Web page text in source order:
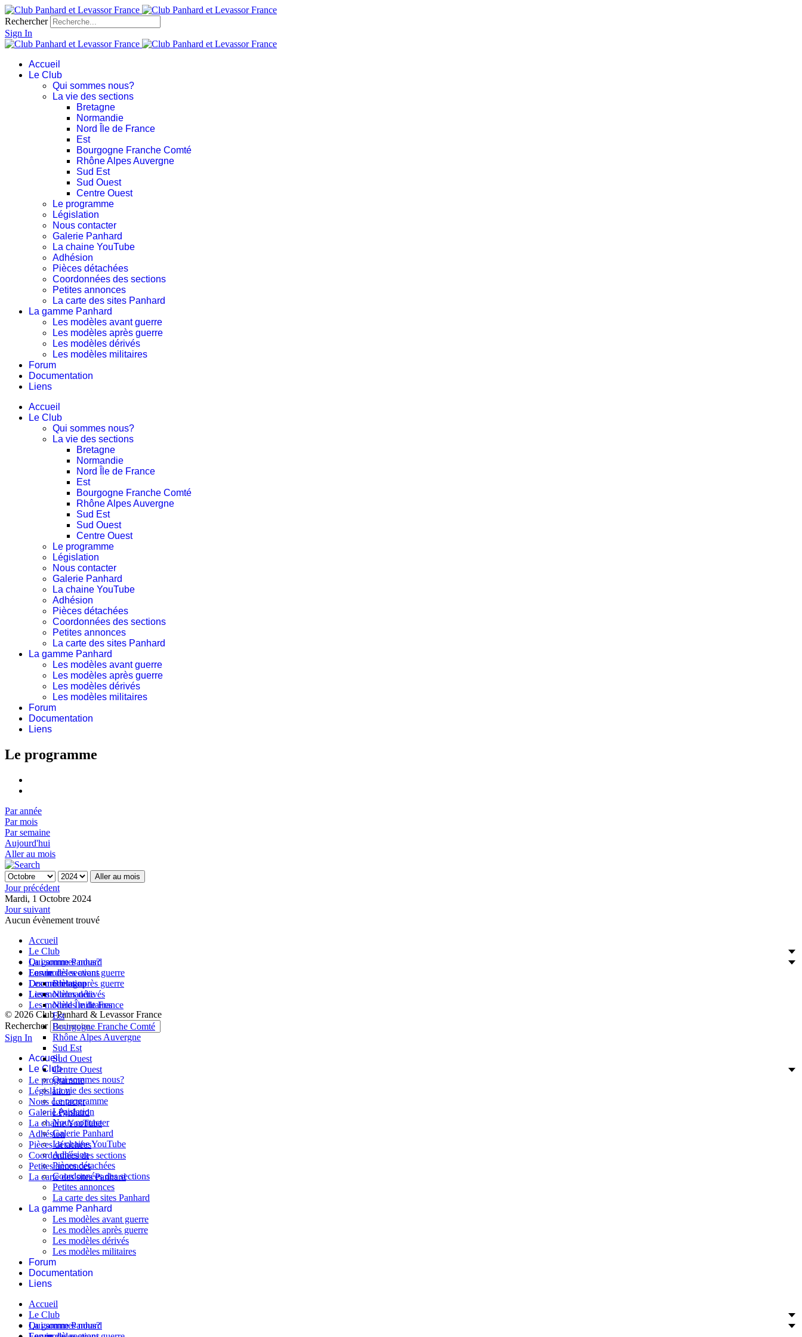
Rechercher
Sign In
Accueil
Le Club
Qui sommes nous?
La vie des sections
Bretagne
Normandie
Nord Île de France
Est
Bourgogne Franche Comté
Rhône Alpes Auvergne
Sud Est
Sud Ouest
Centre Ouest
Le programme
Législation
Nous contacter
Galerie Panhard
La chaine YouTube
Adhésion
Pièces détachées
Coordonnées des sections
Petites annonces
La carte des sites Panhard
La gamme Panhard
Les modèles avant guerre
Les modèles après guerre
Les modèles dérivés
Les modèles militaires
Forum
Documentation
Liens
Accueil
Le Club
Qui sommes nous?
La vie des sections
Bretagne
Normandie
Nord Île de France
Est
Bourgogne Franche Comté
Rhône Alpes Auvergne
Sud Est
Sud Ouest
Centre Ouest
Le programme
Législation
Nous contacter
Galerie Panhard
La chaine YouTube
Adhésion
Pièces détachées
Coordonnées des sections
Petites annonces
La carte des sites Panhard
La gamme Panhard
Les modèles avant guerre
Les modèles après guerre
Les modèles dérivés
Les modèles militaires
Forum
Documentation
Liens
Le programme
Par année
Par mois
Par semaine
Aujourd'hui
Aller au mois
Aller au mois
Jour précédent
Mardi, 1 Octobre 2024
Jour suivant
Aucun évènement trouvé
Accueil
Le Club
Qui sommes nous?
La vie des sections
Bretagne
Normandie
Nord Île de France
Est
Bourgogne Franche Comté
Rhône Alpes Auvergne
Sud Est
Sud Ouest
Centre Ouest
Le programme
Législation
Nous contacter
Galerie Panhard
La chaine YouTube
Adhésion
Pièces détachées
Coordonnées des sections
Petites annonces
La carte des sites Panhard
La gamme Panhard
Les modèles avant guerre
Les modèles après guerre
Les modèles dérivés
Les modèles militaires
Forum
Documentation
Liens
© 2026 Club Panhard & Levassor France
Rechercher
Sign In
Accueil
Le Club
Qui sommes nous?
La vie des sections
Le programme
Législation
Nous contacter
Galerie Panhard
La chaine YouTube
Adhésion
Pièces détachées
Coordonnées des sections
Petites annonces
La carte des sites Panhard
La gamme Panhard
Les modèles avant guerre
Les modèles après guerre
Les modèles dérivés
Les modèles militaires
Forum
Documentation
Liens
Accueil
Le Club
Qui sommes nous?
La gamme Panhard